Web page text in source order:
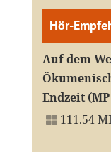
Hör-
Auf dem
Endzeit
111.54